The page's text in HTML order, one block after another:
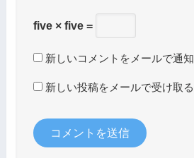
five × five =
新しいコメントをメールで通知
新しい投稿をメールで受け取る